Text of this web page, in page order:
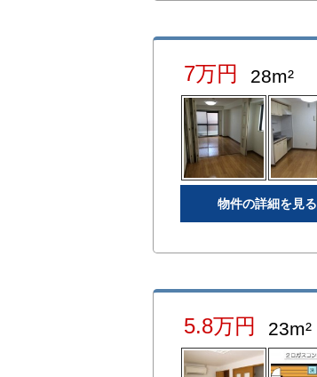
7万円 28m²
物件の詳細を見る
5.8万円 23m²